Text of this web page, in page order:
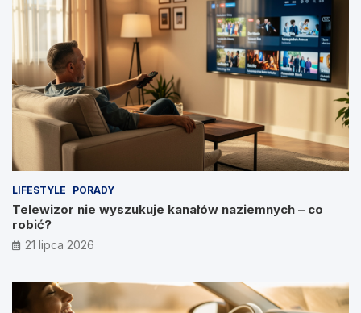
LIFESTYLE PORADY
Telewizor nie wyszukuje kanałów naziemnych – co
robić?
21 lipca 2026